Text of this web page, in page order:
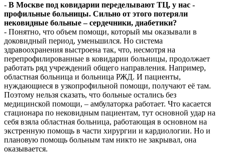
- В Москве под ковидарии переделывают ТЦ, у нас -
профильные больницы. Сильно от этого потеряли
нековидные больные – сердечники, диабетики?
- Понятно, что объем помощи, который мы оказывали в
доковидный период, уменьшился. Но система
здравоохранения выстроена так, что, несмотря на
перепрофилированные в ковидарии больницы, продолжает
работать ряд учреждений общего направления. Например,
областная больница и больница РЖД. И пациенты,
нуждающиеся в узкопрофильной помощи, получают её там.
Поэтому нельзя сказать, что больные остались без
медицинской помощи, – амбулаторка работает. Что касается
стационара по нековидным пациентам, тут основной удар на
себя взяла областная больница, работающая в основном на
экстренную помощь в части хирургии и кардиологии. Но и
плановую помощь больным там никто не закрывал, она
оказывается.